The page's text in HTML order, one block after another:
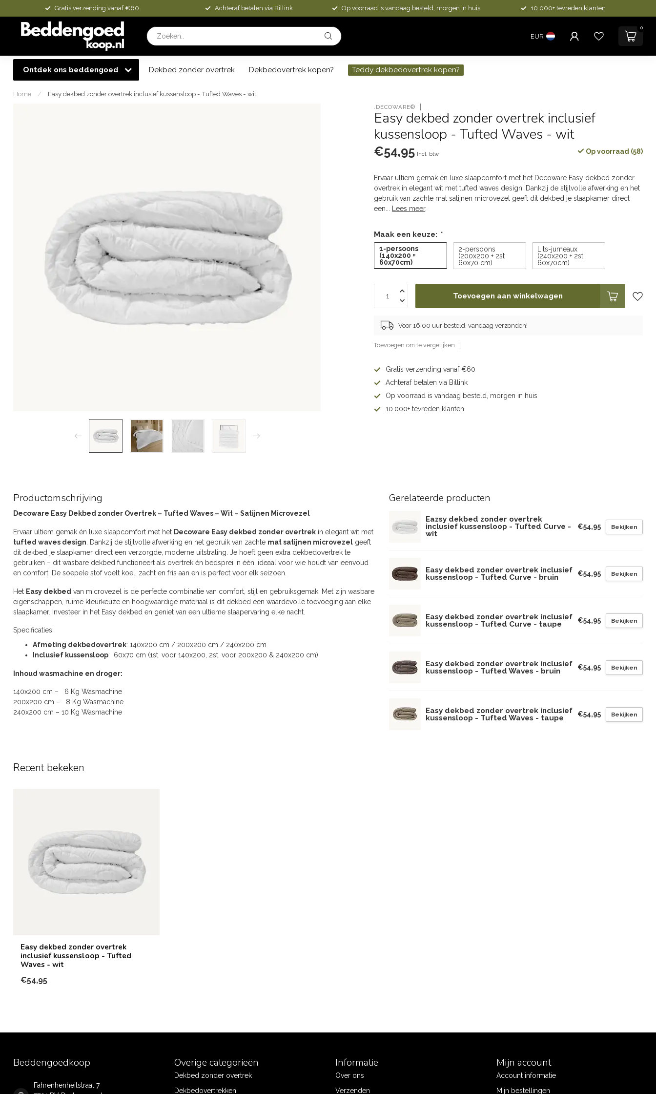
Gratis verzending vanaf €60 Achteraf betalen via Billink Op voorraad is vandaag besteld, morgen in huis 10.000+ tevreden klanten
EUR
0
Ontdek ons beddengoed Dekbed zonder overtrek Dekbedovertrek kopen? Teddy dekbedovertrek kopen?
Home / Easy dekbed zonder overtrek inclusief kussensloop - Tufted Waves - wit
.DECOWARE®
Easy dekbed zonder overtrek inclusief
kussensloop - Tufted Waves - wit
€54,95 Incl. btw Op voorraad (58)
Ervaar ultiem gemak én luxe slaapcomfort met het Decoware Easy dekbed zonder
overtrek in elegant wit met tufted waves design. Dankzij de stijlvolle afwerking en het
gebruik van zachte mat satijnen microvezel geeft dit dekbed je slaapkamer direct
een...
Lees meer.
Maak een keuze: *
1-persoons
(140x200 +
60x70cm)
2-persoons
(200x200 + 2st
60x70 cm)
Lits-jumeaux
(240x200 + 2st
60x70cm)
Toevoegen aan winkelwagen
Voor 16:00 uur besteld, vandaag verzonden!
Toevoegen om te vergelijken
Gratis verzending vanaf €60
Achteraf betalen via Billink
Op voorraad is vandaag besteld, morgen in huis
10.000+ tevreden klanten
Productomschrijving
Decoware Easy Dekbed zonder Overtrek – Tufted Waves – Wit – Satijnen Microvezel
Ervaar ultiem gemak én luxe slaapcomfort met het Decoware Easy dekbed zonder overtrek in elegant wit met
tufted waves design . Dankzij de stijlvolle afwerking en het gebruik van zachte mat satijnen microvezel geeft
dit dekbed je slaapkamer direct een verzorgde, moderne uitstraling. Je hoeft geen extra dekbedovertrek te
gebruiken – dit wasbare dekbed functioneert als overtrek én bedsprei in één, ideaal voor wie houdt van eenvoud
en comfort. De soepele stof voelt koel, zacht en fris aan en is perfect voor elk seizoen.
Het Easy dekbed van microvezel is de perfecte combinatie van comfort, stijl en gebruiksgemak. Met zijn wasbare
eigenschappen, ruime kleurkeuze en hoogwaardige materiaal is dit dekbed een waardevolle toevoeging aan elke
slaapkamer. Investeer in het Easy dekbed en geniet van een ultieme slaapervaring elke nacht.
Specificaties:
Afmeting dekbedovertrek: 140x200 cm / 200x200 cm / 240x200 cm
Inclusief kussensloop: 60x70 cm (1st. voor 140x200, 2st. voor 200x200 & 240x200 cm)
Inhoud wasmachine en droger:
140x200 cm – 6 Kg Wasmachine
200x200 cm – 8 Kg Wasmachine
240x200 cm – 10 Kg Wasmachine
Gerelateerde producten
Eazsy dekbed zonder overtrek
inclusief kussensloop - Tufted Curve -
wit
€54,95 Bekijken
Easy dekbed zonder overtrek inclusief
kussensloop - Tufted Curve - bruin
€54,95 Bekijken
Easy dekbed zonder overtrek inclusief
kussensloop - Tufted Curve - taupe
€54,95 Bekijken
Easy dekbed zonder overtrek inclusief
kussensloop - Tufted Waves - bruin
€54,95 Bekijken
Easy dekbed zonder overtrek inclusief
kussensloop - Tufted Waves - taupe
€54,95 Bekijken
Recent bekeken
Easy dekbed zonder overtrek
inclusief kussensloop - Tufted
Waves - wit
€54,95
Beddengoedkoop
Fahrenhenheitstraat 7
Overige categorieën
Dekbed zonder overtrek
Dekbedovertrekken
Informatie
Over ons
Verzenden
Mijn account
Account informatie
Mijn bestellingen